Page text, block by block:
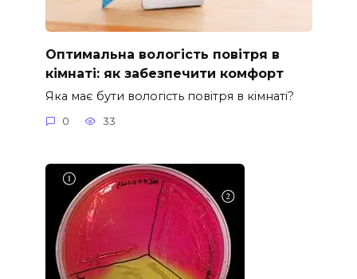
Оптимальна вологість повітря в
кімнаті: як забезпечити комфорт
Яка має бути вологість повітря в кімнаті?
0 33